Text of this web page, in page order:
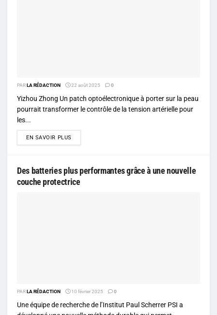
PARLA RÉDACTION 22 août 2025 0
Yizhou Zhong Un patch optoélectronique à porter sur la peau
pourrait transformer le contrôle de la tension artérielle pour
les...
EN SAVOIR PLUS
Des batteries plus performantes grâce à une nouvelle
couche protectrice
PARLA RÉDACTION 10 février 2025 0
Une équipe de recherche de l’Institut Paul Scherrer PSI a